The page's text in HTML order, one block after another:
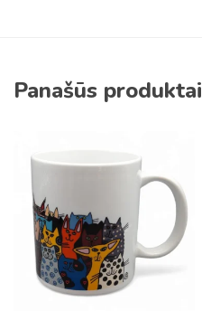
Panašūs produktai